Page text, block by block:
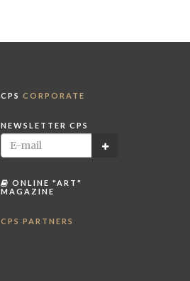
CPS CORPORATE
NEWSLETTER CPS
ONLINE "ART"
MAGAZINE
CPS PARTNERS